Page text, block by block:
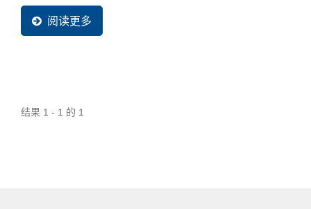
要，但经过观察，台湾许多中小企业习惯在制作网站时
把90%的时间与精力重点放在首页上，这也决定了网站
阅读更多
结果 1 - 1 的 1